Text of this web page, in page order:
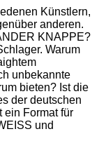
Künstlern,
anderen.
KNAPPE?
Warum
unbekannte
bieten? Ist die
der deutschen
ein Format für
und